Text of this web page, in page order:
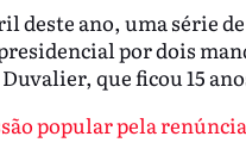
deste ano, uma série
por dois
que ficou 15
popular pela